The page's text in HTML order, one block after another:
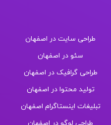
طراحی سایت در اصفهان
سئو در اصفهان
طراحی گرافیک در اصفهان
تولید محتوا در اصفهان
تبلیغات اینستاگرام اصفهان